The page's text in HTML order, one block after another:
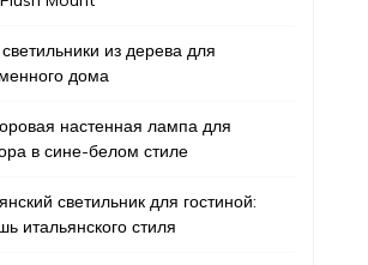
из дерева для
дома
настенная лампа для
в сине-белом стиле
светильник для гостиной:
итальянского стиля